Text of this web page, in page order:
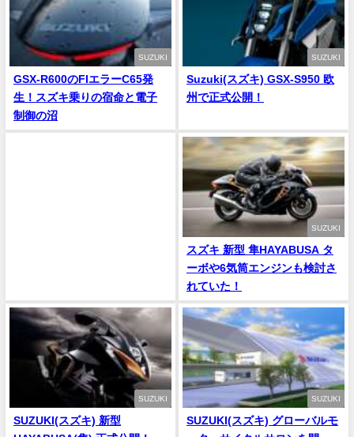
SUZUKI
GSX-R600のFIエラーC65発
生！スズキ乗りの宿命と電子
制御の沼
SUZUKI
Suzuki(スズキ) GSX-S950 欧
州で正式公開！
SUZUKI
スズキ 新型 隼HAYABUSA タ
ーボや6気筒エンジンも検討さ
れていた！
SUZUKI
SUZUKI(スズキ) 新型
SUZUKI
SUZUKI(スズキ) グローバルモ